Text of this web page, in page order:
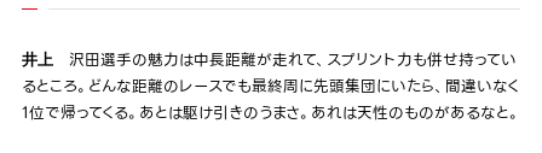
井上沢田選手の魅力は中長距離が走れて、スプリント力も併せ持ってい
るところ。どんな距離のレースでも最終周に先頭集団にいたら、間違いなく
1位で帰ってくる。あとは駆け引きのうまさ。あれは天性のものがあるなと。